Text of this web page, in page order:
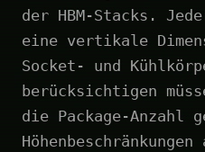
der HBM-Stacks.
eine vertikale
Socket- und
berücksichtigen
die Package-Anzahl